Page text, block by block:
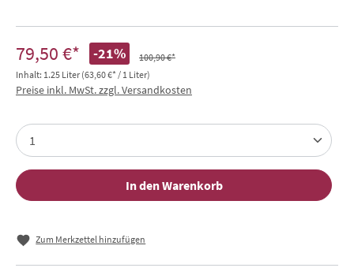
79,50 €* -21%
100,90 €*
Inhalt: 1.25 Liter (63,60 €* / 1 Liter)
Preise inkl. MwSt. zzgl. Versandkosten
In den Warenkorb
Zum Merkzettel hinzufügen